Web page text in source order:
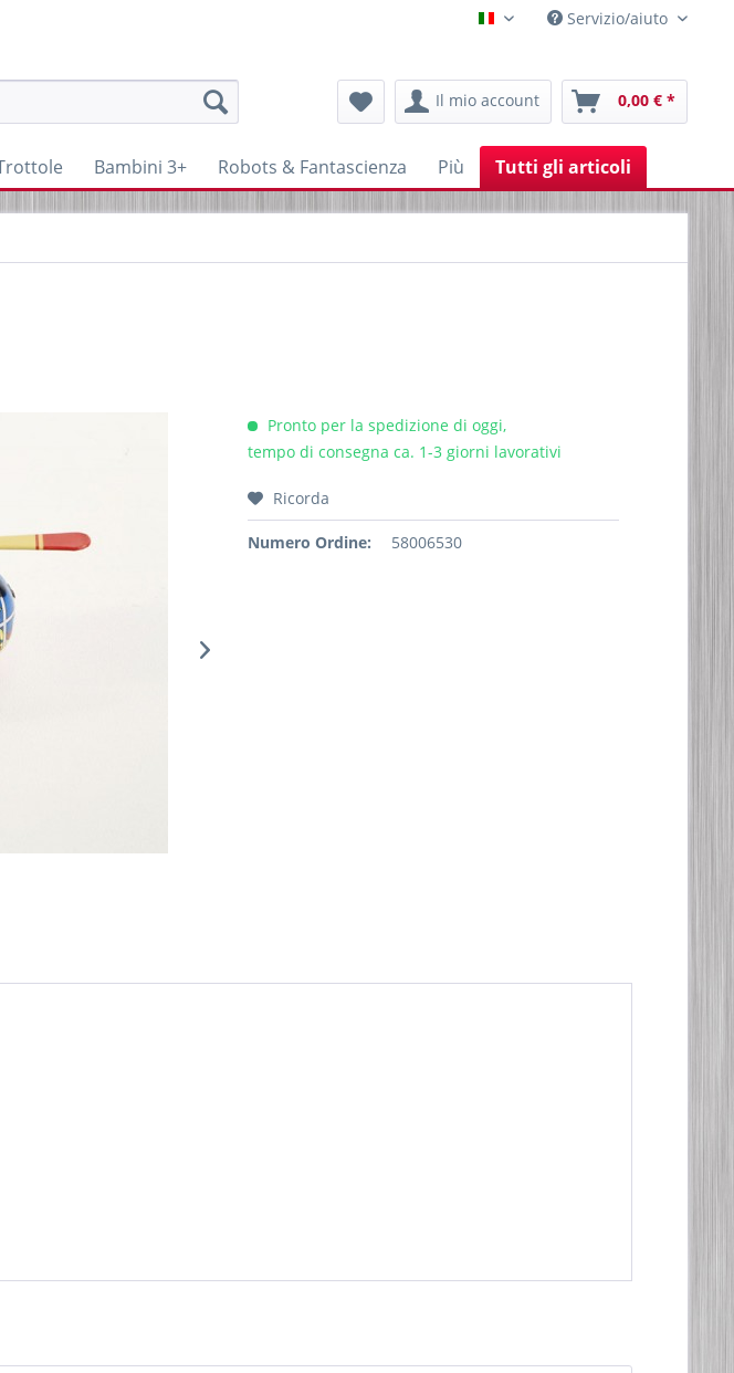
ItalienischServizio/aiuto
Il mio account 0,00 € *
Bambini 3+ Robots & Fantascienza Più Tutti gli articoli
Pronto per la spedizione di oggi,
tempo di consegna ca. 1-3 giorni lavorativi
Ricorda
Numero Ordine: 58006530